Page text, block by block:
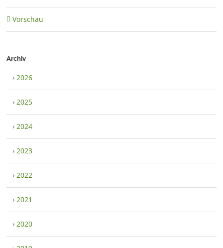
Vorschau
Archiv
›2026
›2025
›2024
›2023
›2022
›2021
›2020